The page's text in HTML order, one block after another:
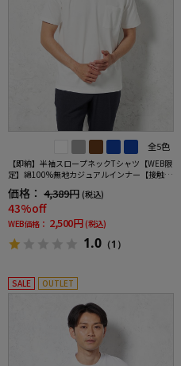
全5色
【即納】半袖スロープネックTシャツ【WEB限
定】綿100%無地カジュアルインナー【接触冷
価格： 4,389円 (税込)
43%off
WEB価格： 2,500円 (税込)
1.0 （1）
SALE OUTLET